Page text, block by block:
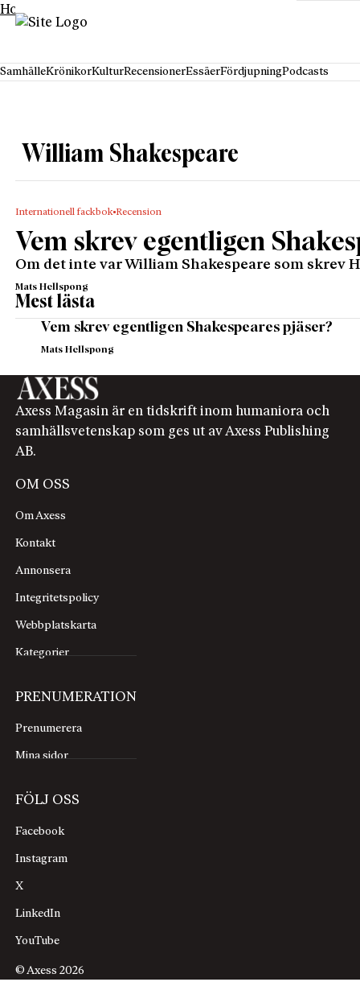
Hoppa till innehåll
SamhälleKrönikorKulturRecensionerEssäerFördjupningPodcasts
William Shakespeare
Internationell fackbok Recension
Vem skrev egentligen
Om det inte var William Shakespeare som skrev
Mats Hellspong
Mest lästa
Vem skrev egentligen Shakespeares pjäser?
Mats Hellspong
Axess Magasin är en tidskrift inom humaniora och
samhällsvetenskap som ges ut av Axess Publishing
AB.
OM OSS
Om Axess
Kontakt
Annonsera
Integritetspolicy
Webbplatskarta
Kategorier
PRENUMERATION
Prenumerera
Mina sidor
FÖLJ OSS
Facebook
Instagram
X
LinkedIn
YouTube
© Axess 2026